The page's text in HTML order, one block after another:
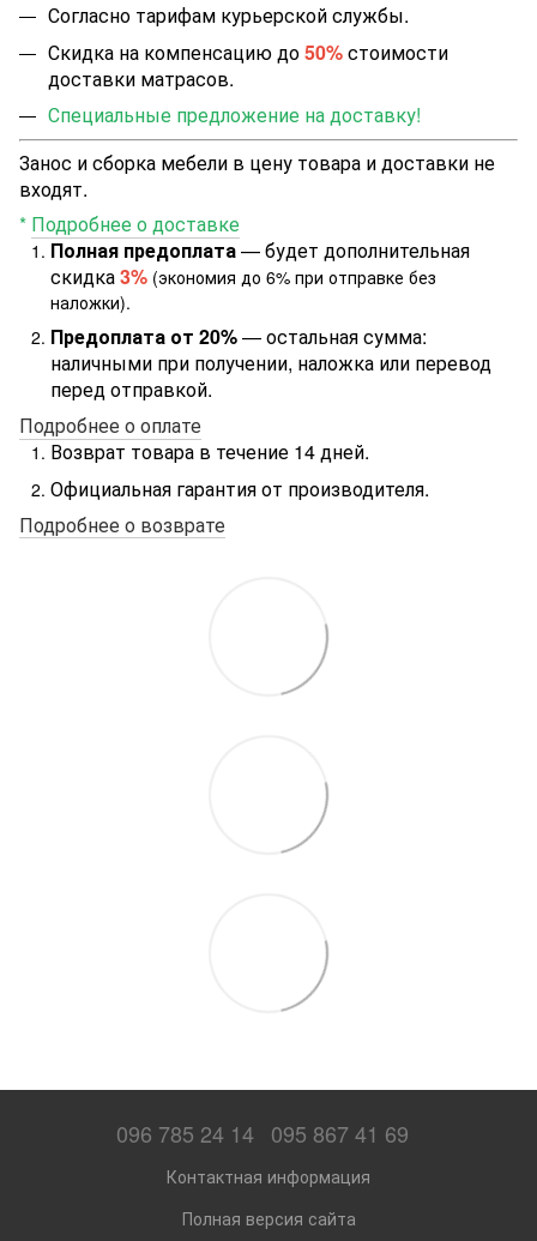
Согласно тарифам курьерской службы.
Скидка на компенсацию до50%стоимости
доставки матрасов.
Специальные предложение на доставку!
Занос и сборка мебели в цену товара и доставки не
входят.
* Подробнее о доставке
Полная предоплата— будет дополнительная
скидка3% (экономия до 6% при отправке без
наложки).
Предоплата от 20%— остальная сумма:
наличными при получении, наложка или перевод
перед отправкой.
Подробнее о оплате
Возврат товара в течение 14 дней.
Официальная гарантия от производителя.
Подробнее о возврате
096 785 24 14 095 867 41 69
Контактная информация
Полная версия сайта